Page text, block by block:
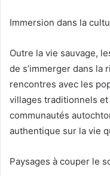
Immersion dans la
Outre la vie sauvage,
de s’immerger dans la
rencontres avec les
villages traditionnels
communautés
authentique sur la vie
Paysages à couper le